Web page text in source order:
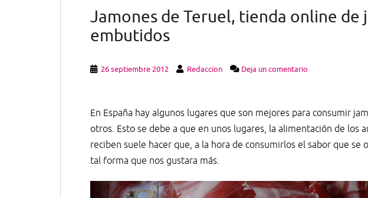
Jamones de Teruel, tienda online de
embutidos
26 septiembre 2012 Redaccion Deja un comentario
En España hay algunos lugares que son mejores para consumir
otros. Esto se debe a que en unos lugares, la alimentación de los
reciben suele hacer que, a la hora de consumirlos el sabor que se
tal forma que nos gustara más.